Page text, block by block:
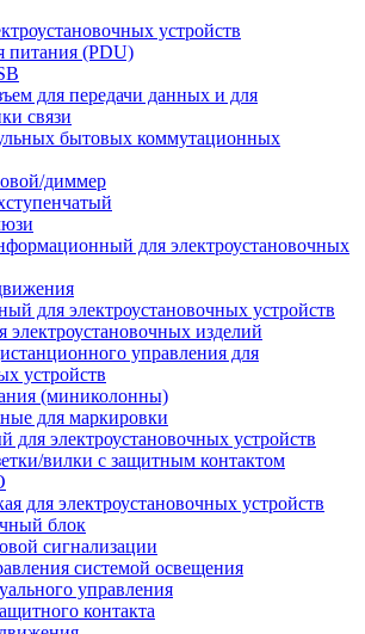
устройств
питания (PDU)
для передачи данных и для
связи
бытовых коммутационных
диммер
для электроустановочных
для электроустановочных устройств
электроустановочных изделий
управления для
устройств
(миниколонны)
для маркировки
для электроустановочных устройств
вилки с защитным контактом
для электроустановочных устройств
блок
сигнализации
системой освещения
управления
контакта